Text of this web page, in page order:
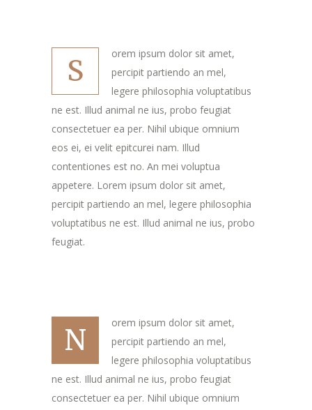
S
orem ipsum dolor sit amet,
percipit partiendo an mel,
legere philosophia voluptatibus
ne est. Illud animal ne ius, probo feugiat
consectetuer ea per. Nihil ubique omnium
eos ei, ei velit epitcurei nam. Illud
contentiones est no. An mei voluptua
appetere. Lorem ipsum dolor sit amet,
percipit partiendo an mel, legere philosophia
voluptatibus ne est. Illud animal ne ius, probo
feugiat.
N
orem ipsum dolor sit amet,
percipit partiendo an mel,
legere philosophia voluptatibus
ne est. Illud animal ne ius, probo feugiat
consectetuer ea per. Nihil ubique omnium